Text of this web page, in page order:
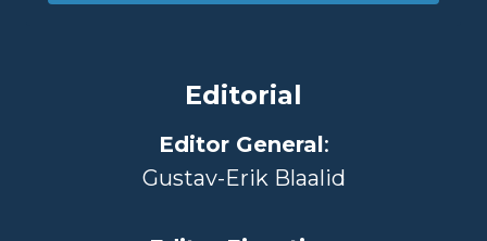
Editorial
Editor General:
Gustav-Erik Blaalid